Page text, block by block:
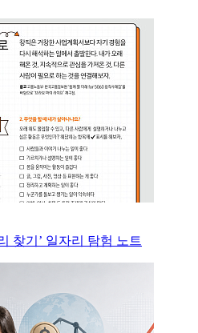
찾기’ 일자리 탐험 노트